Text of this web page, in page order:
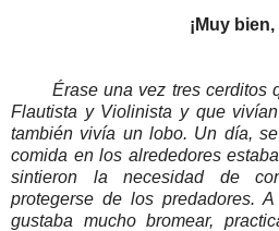
¡Muy
Érase una vez tres cerditos
Flautista y Violinista y que
también vivía un lobo. Un día,
comida en los alrededores
sintieron la necesidad de
protegerse de los predadores.
gustaba mucho bromear,